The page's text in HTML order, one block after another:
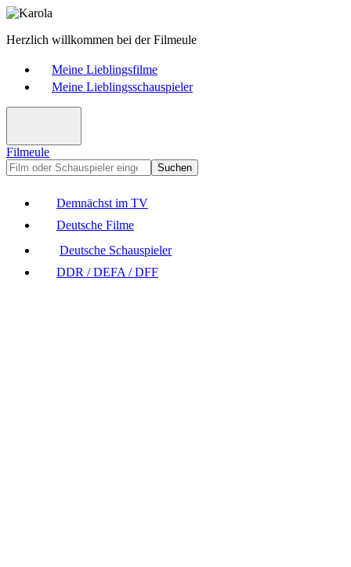
Herzlich willkommen bei der Filmeule
Meine Lieblingsfilme
Meine Lieblingsschauspieler
Filmeule
Suchen
Demnächst im TV
Deutsche Filme
Deutsche Schauspieler
DDR / DEFA / DFF